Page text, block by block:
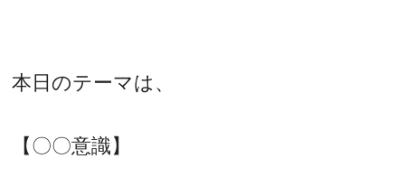
本日のテーマは、
【〇〇意識】